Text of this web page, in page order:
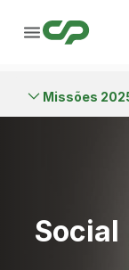
Missões
Social